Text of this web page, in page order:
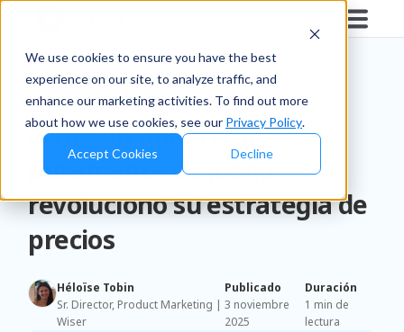
We use cookies to ensure you have the best
experience on our site, to analyze traffic, and
enhance our marketing activities. To find out more
about how we use cookies, see our Privacy Policy.
Accept Cookies Decline
Caso práctico de Wiser:
cómo un minorista
puramente de juego
revolucionó su estrategia de
precios
Héloïse Tobin
Sr. Director, Product Marketing |
Wiser
Publicado
3 noviembre
2025
Duración
1 min de
lectura